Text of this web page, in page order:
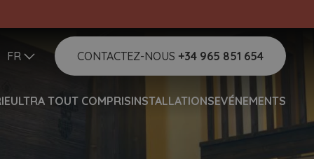
FR CONTACTEZ-NOUS +34 965 851 654
Aide
Vous avez besoin d'aide et
ULTRA TOUT COMPRISINSTALLATIONSEVÉNEMENTS